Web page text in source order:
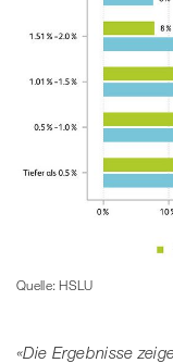
Quelle: HSLU
«Die Ergebnisse